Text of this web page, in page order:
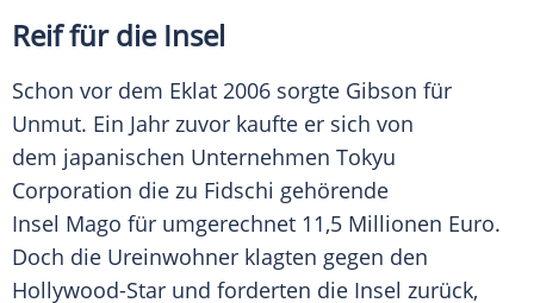
Reif für die Insel
Schon vor dem Eklat 2006 sorgte Gibson für
Unmut. Ein Jahr zuvor kaufte er sich von
dem japanischen Unternehmen Tokyu
Corporation die zu Fidschi gehörende
Insel Mago für umgerechnet 11,5 Millionen Euro.
Doch die Ureinwohner klagten gegen den
Hollywood-Star und forderten die Insel zurück,